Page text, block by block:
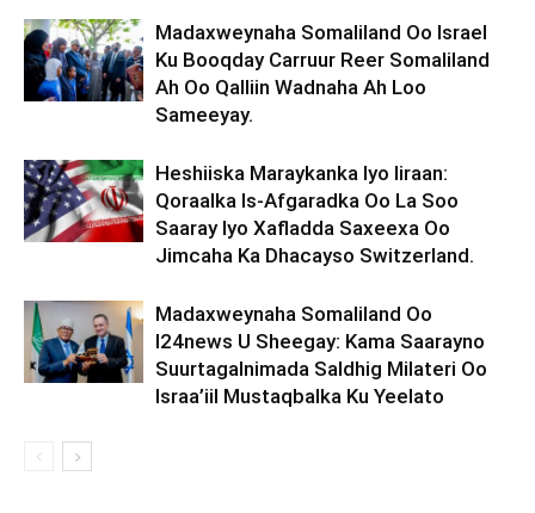
Madaxweynaha Somaliland Oo Israel
Ku Booqday Carruur Reer Somaliland
Ah Oo Qalliin Wadnaha Ah Loo
Sameeyay.
Heshiiska Maraykanka Iyo Iiraan:
Qoraalka Is-Afgaradka Oo La Soo
Saaray Iyo Xafladda Saxeexa Oo
Jimcaha Ka Dhacayso Switzerland.
Madaxweynaha Somaliland Oo
I24news U Sheegay: Kama Saarayno
Suurtagalnimada Saldhig Milateri Oo
Israa’iil Mustaqbalka Ku Yeelato